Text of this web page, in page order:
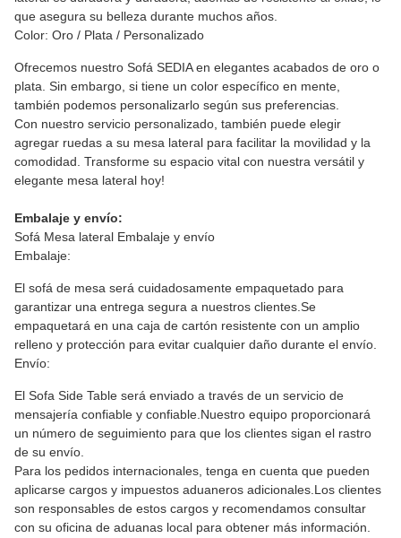
que asegura su belleza durante muchos años.
Color: Oro / Plata / Personalizado
Ofrecemos nuestro Sofá SEDIA en elegantes acabados de oro o
plata. Sin embargo, si tiene un color específico en mente,
también podemos personalizarlo según sus preferencias.
Con nuestro servicio personalizado, también puede elegir
agregar ruedas a su mesa lateral para facilitar la movilidad y la
comodidad. Transforme su espacio vital con nuestra versátil y
elegante mesa lateral hoy!
Embalaje y envío:
Sofá Mesa lateral Embalaje y envío
Embalaje:
El sofá de mesa será cuidadosamente empaquetado para
garantizar una entrega segura a nuestros clientes.Se
empaquetará en una caja de cartón resistente con un amplio
relleno y protección para evitar cualquier daño durante el envío.
Envío:
El Sofa Side Table será enviado a través de un servicio de
mensajería confiable y confiable.Nuestro equipo proporcionará
un número de seguimiento para que los clientes sigan el rastro
de su envío.
Para los pedidos internacionales, tenga en cuenta que pueden
aplicarse cargos y impuestos aduaneros adicionales.Los clientes
son responsables de estos cargos y recomendamos consultar
con su oficina de aduanas local para obtener más información.